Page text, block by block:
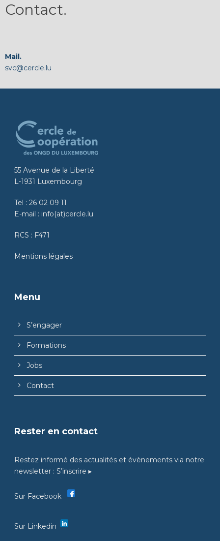
Contact.
Mail.
svc@cercle.lu
55 Avenue de la Liberté
L-1931 Luxembourg
Tel : 26 02 09 11
E-mail : info(at)cercle.lu
RCS : F471
Mentions légales
Menu
S’engager
Formations
Jobs
Contact
Rester en contact
Restez informé des actualités et évènements via notre
newsletter : S’inscrire ▸
Sur Facebook
Sur Linkedin